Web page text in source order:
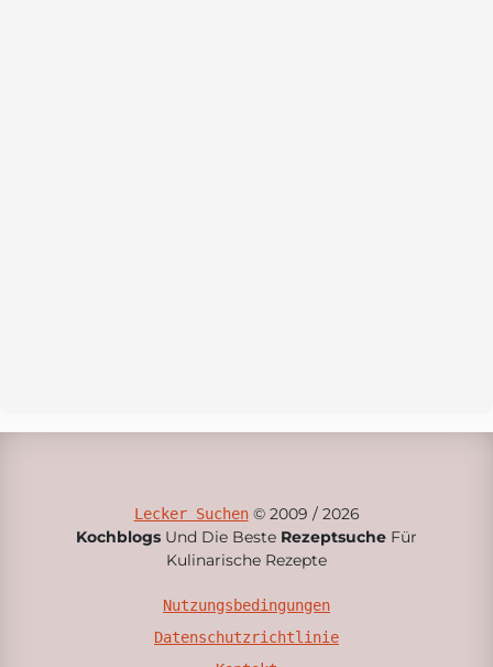
Lecker Suchen© 2009 / 2026
Kochblogs Und Die Beste Rezeptsuche Für
Kulinarische Rezepte
Nutzungsbedingungen
Datenschutzrichtlinie